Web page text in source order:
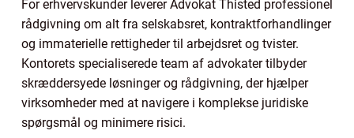
For erhvervskunder leverer Advokat Thisted professionel
rådgivning om alt fra selskabsret, kontraktforhandlinger
og immaterielle rettigheder til arbejdsret og tvister.
Kontorets specialiserede team af advokater tilbyder
skræddersyede løsninger og rådgivning, der hjælper
virksomheder med at navigere i komplekse juridiske
spørgsmål og minimere risici.